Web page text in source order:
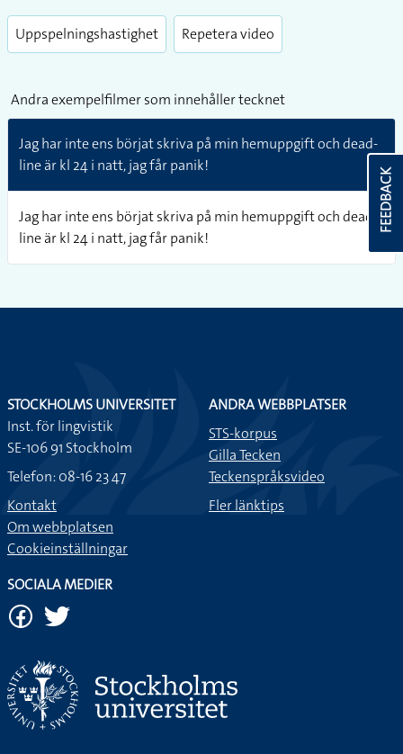
Uppspelningshastighet Repetera video
Andra exempelfilmer som innehåller tecknet
Jag har inte ens börjat skriva på min hemuppgift och dead-
line är kl 24 i natt, jag får panik!
Jag har inte ens börjat skriva på min hemuppgift och dead-
line är kl 24 i natt, jag får panik!
FEEDBACK
STOCKHOLMS UNIVERSITET
Inst. för lingvistik
SE-106 91 Stockholm
Telefon: 08-16 23 47
Kontakt
Om webbplatsen
Cookieinställningar
ANDRA WEBBPLATSER
STS-korpus
Gilla Tecken
Teckenspråksvideo
Fler länktips
SOCIALA MEDIER